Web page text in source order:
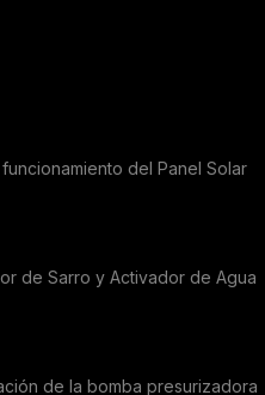
del Panel Solar
de Sarro y Activador de Agua
de la bomba presurizadora